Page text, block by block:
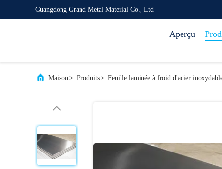
Guangdong Grand Metal Material Co., Ltd
Aperçu
Maison> Produits> Feuille laminée à froid d'acier